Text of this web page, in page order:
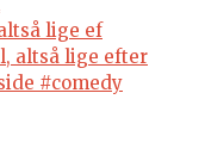
lige ef